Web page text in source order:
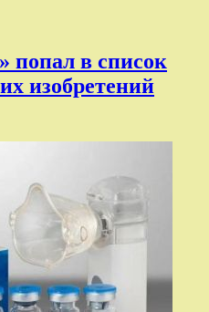
попал в список
изобретений